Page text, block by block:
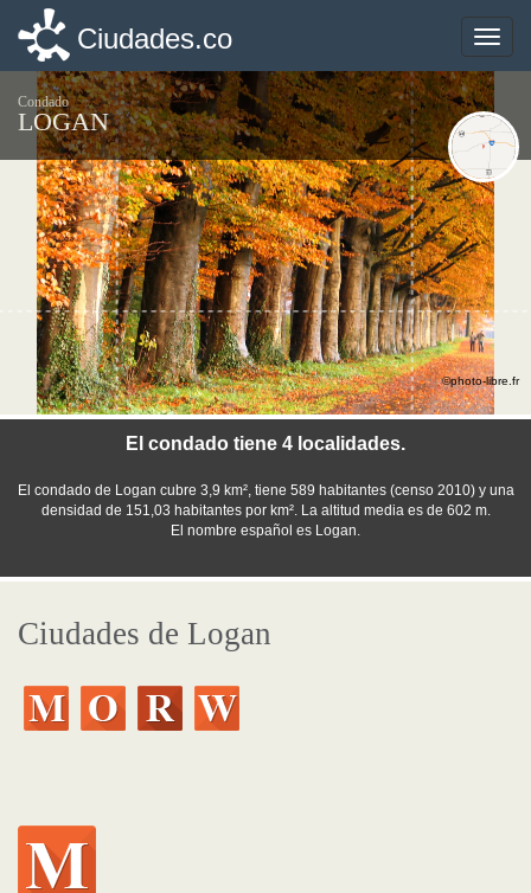
Toggle
Ciudades.co
Condado
LOGAN
El condado tiene 4 localidades.
El condado de Logan cubre 3,9 km², tiene 589 habitantes (censo 2010) y una
densidad de 151,03 habitantes por km². La altitud media es de 602 m.
El nombre español es Logan.
©photo-libre.fr
Ciudades de Logan
Toggle
Ciudades.co